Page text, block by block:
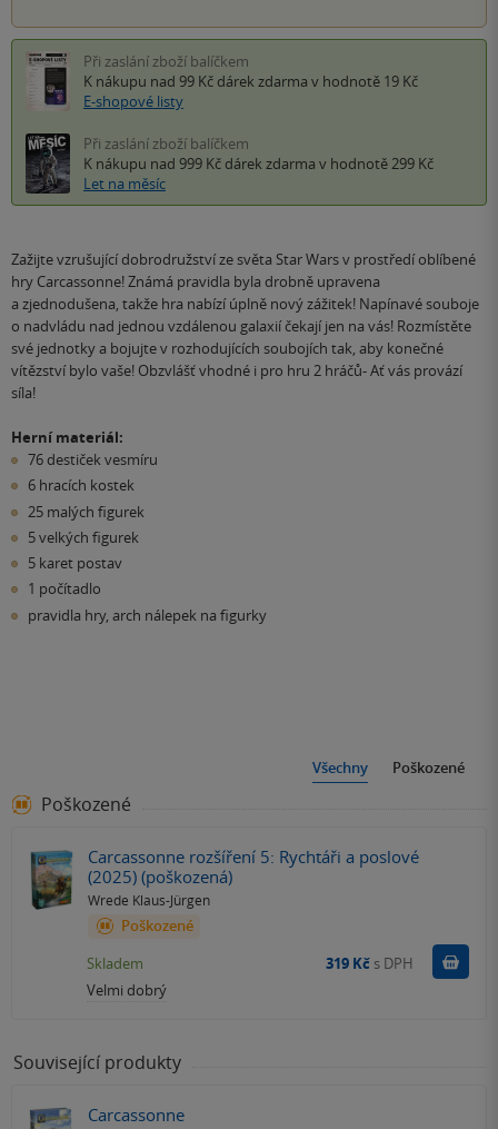
Při zaslání zboží balíčkem
K nákupu nad 99 Kč dárek zdarma v hodnotě 19 Kč
E-shopové listy
Při zaslání zboží balíčkem
K nákupu nad 999 Kč dárek zdarma v hodnotě 299 Kč
Let na měsíc
Zažijte vzrušující dobrodružství ze světa Star Wars v prostředí oblíbené
hry Carcassonne! Známá pravidla byla drobně upravena
a zjednodušena, takže hra nabízí úplně nový zážitek! Napínavé souboje
o nadvládu nad jednou vzdálenou galaxií čekají jen na vás! Rozmístěte
své jednotky a bojujte v rozhodujících soubojích tak, aby konečné
vítězství bylo vaše! Obzvlášť vhodné i pro hru 2 hráčů- Ať vás provází
síla!
Herní materiál:
76 destiček vesmíru
6 hracích kostek
25 malých figurek
5 velkých figurek
5 karet postav
1 počítadlo
pravidla hry, arch nálepek na figurky
Všechny Poškozené
Poškozené
Carcassonne rozšíření 5: Rychtáři a poslové
(2025) (poškozená)
Wrede Klaus-Jürgen
Poškozené
Velmi dobrý
Skladem 319 Kč s DPH
Související produkty
Carcassonne